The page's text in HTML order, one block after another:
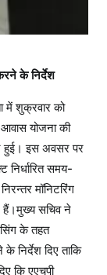
के निर्देश
में शुक्रवार को
योजना की
हुई। इस अवसर पर
समय-
मॉनिटरिंग
हैं।मुख्य सचिव ने
के तहत
के निर्देश दिए ताकि
कि एएचपी